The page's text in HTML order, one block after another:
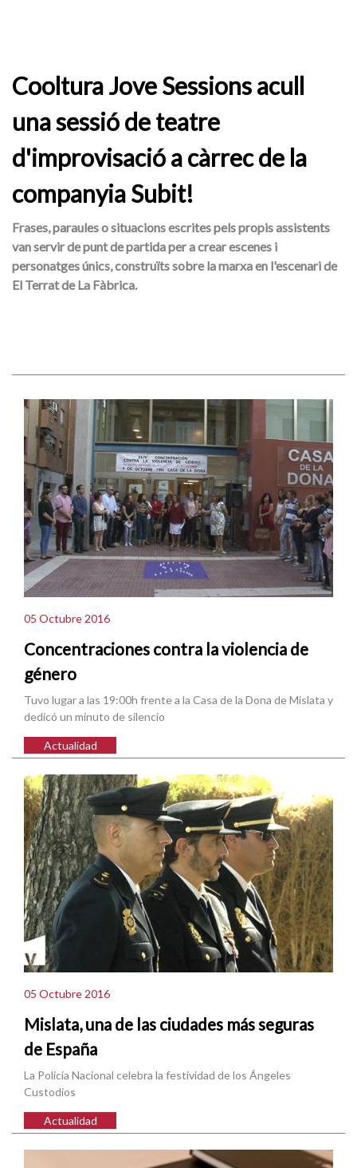
Cooltura Jove Sessions acull
una sessió de teatre
d'improvisació a càrrec de la
companyia Subit!
Frases, paraules o situacions escrites pels propis assistents
van servir de punt de partida per a crear escenes i
personatges únics, construïts sobre la marxa en l'escenari de
El Terrat de La Fàbrica.
05 Octubre 2016
Concentraciones contra la violencia de
género
Tuvo lugar a las 19:00h frente a la Casa de la Dona de Mislata y
dedicó un minuto de silencio
Actualidad
05 Octubre 2016
Mislata, una de las ciudades más seguras
de España
La Policía Nacional celebra la festividad de los Ángeles
Custodios
Actualidad